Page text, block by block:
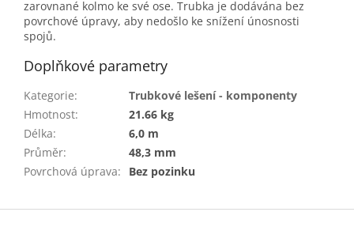
zarovnané kolmo ke své ose. Trubka je dodávána bez
povrchové úpravy, aby nedošlo ke snížení únosnosti
spojů.
Doplňkové parametry
Kategorie:
Trubkové lešení - komponenty
Hmotnost:
21.66 kg
Délka:
6,0 m
Průměr:
48,3 mm
Povrchová úprava: Bez pozinku
Z